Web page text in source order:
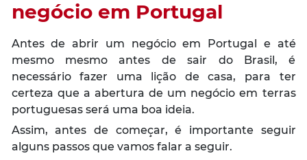
negócio em Portugal
Antes de abrir um negócio em Portugal e até
mesmo mesmo antes de sair do Brasil, é
necessário fazer uma lição de casa, para ter
certeza que a abertura de um negócio em terras
portuguesas será uma boa ideia.
Assim, antes de começar, é importante seguir
alguns passos que vamos falar a seguir.